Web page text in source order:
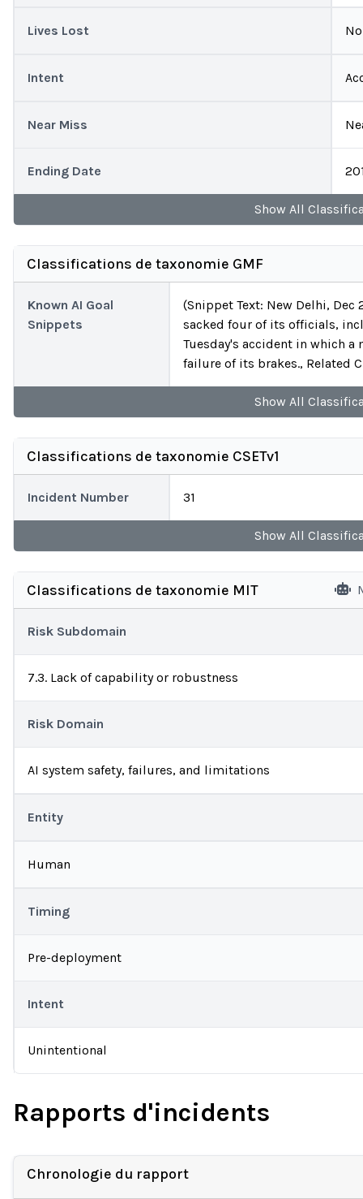
Lives Lost No
Intent
Near Miss
Ending Date
Show All
Classifications de taxonomie GMF
Known AI Goal
Snippets
(Snippet Text: New Delhi, Dec
sacked four of its officials,
Tuesday's accident in which
failure of its brakes., Related
Show All
Classifications de taxonomie CSETv1
Incident Number 31
Show All
Classifications de taxonomie MIT
Risk Subdomain
7.3. Lack of capability or robustness
Risk Domain
AI system safety, failures, and limitations
Entity
Human
Timing
Pre-deployment
Intent
Unintentional
Rapports d'incidents
Chronologie du rapport